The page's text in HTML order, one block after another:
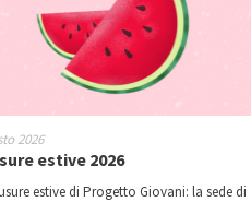
2026
estive 2026
estive di Progetto Giovani: la sede di